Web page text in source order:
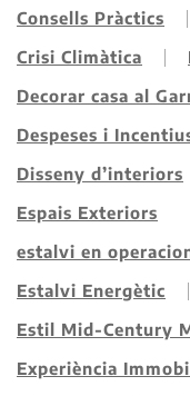
Consells Pràctics
Crisi Climàtica
Decorar casa al
Despeses i
Disseny d’interiors
Espais Exteriors
estalvi en
Estalvi Energètic
Estil Mid-Century
Experiència